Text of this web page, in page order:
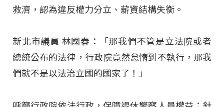
救濟，認為違反權力分立、薪資結構失衡。
新北市議員 林國春：「那我們不管是立法院或者
總統公布的法律，行政院竟然怠惰到不執行，那我
們就不是以法治立國的國家了！」